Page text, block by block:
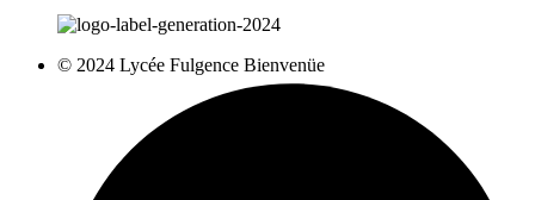
© 2024 Lycée Fulgence Bienvenüe